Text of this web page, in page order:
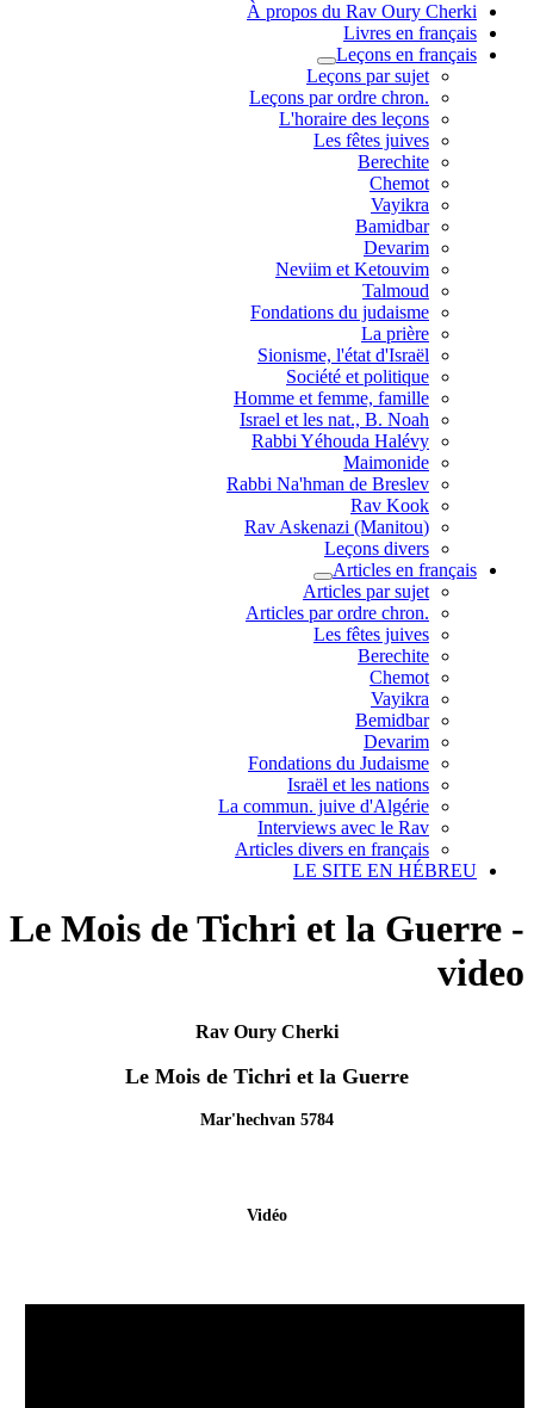
À propos du Rav Oury Cherki
Livres en français
Leçons en français
Leçons par sujet
.Leçons par ordre chron
L'horaire des leçons
Les fêtes juives
Berechite
Chemot
Vayikra
Bamidbar
Devarim
Neviim et Ketouvim
Talmoud
Fondations du judaisme
La prière
Sionisme, l'état d'Israël
Société et politique
Homme et femme, famille
Israel et les nat., B. Noah
Rabbi Yéhouda Halévy
Maimonide
Rabbi Na'hman de Breslev
Rav Kook
(Rav Askenazi (Manitou
Leçons divers
Articles en français
Articles par sujet
.Articles par ordre chron
Les fêtes juives
Berechite
Chemot
Vayikra
Bemidbar
Devarim
Fondations du Judaisme
Israël et les nations
La commun. juive d'Algérie
Interviews avec le Rav
Articles divers en français
LE SITE EN HÉBREU
Le Mois de Tichri et la Guerre -
video
Rav Oury Cherki
Le Mois de Tichri et la Guerre
Mar'hechvan 5784
Vidéo